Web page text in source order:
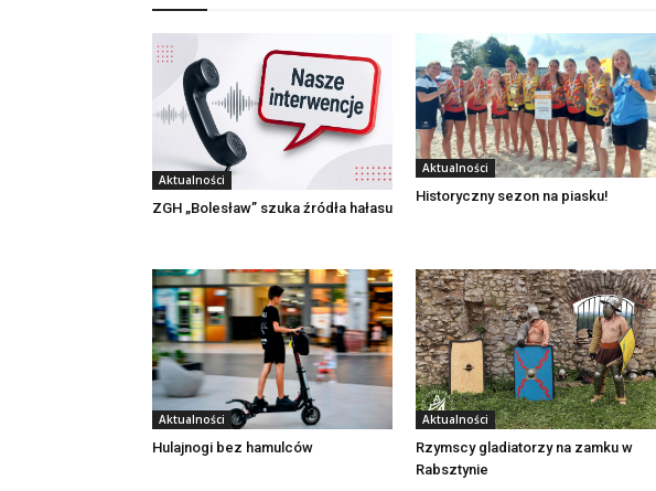
Aktualności
ZGH „Bolesław” szuka źródła hałasu
Aktualności
Historyczny sezon na piasku!
Aktualności
Hulajnogi bez hamulców
Aktualności
Rzymscy gladiatorzy na zamku w
Rabsztynie